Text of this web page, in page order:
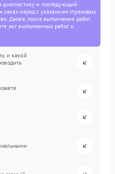
диагностику и последующий
заказ-наряд с указанием страховых
Далее, после выполнения работ
акт выполненных работ и
и какой